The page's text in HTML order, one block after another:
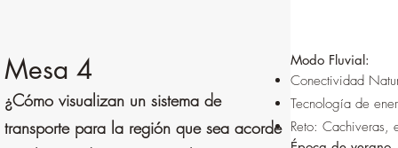
Mesa 4
¿Cómo visualizan un sistema de
transporte para la región que sea acorde
Modo Fluvial:
Conectividad
Tecnología de
Reto: Cachiveras,